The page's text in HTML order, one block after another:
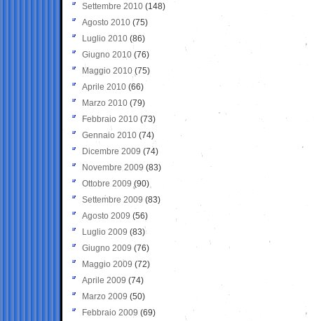
Settembre 2010 (148)
Agosto 2010 (75)
Luglio 2010 (86)
Giugno 2010 (76)
Maggio 2010 (75)
Aprile 2010 (66)
Marzo 2010 (79)
Febbraio 2010 (73)
Gennaio 2010 (74)
Dicembre 2009 (74)
Novembre 2009 (83)
Ottobre 2009 (90)
Settembre 2009 (83)
Agosto 2009 (56)
Luglio 2009 (83)
Giugno 2009 (76)
Maggio 2009 (72)
Aprile 2009 (74)
Marzo 2009 (50)
Febbraio 2009 (69)